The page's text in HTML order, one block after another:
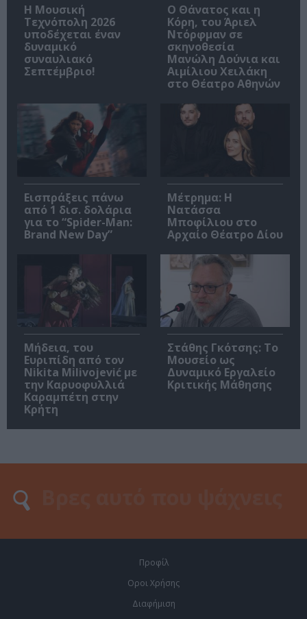
Η Μουσική
Τεχνόπολη 2026
υποδέχεται έναν
δυναμικό
συναυλιακό
Σεπτέμβριο!
Ο Θάνατος και η
Κόρη, του Άριελ
Ντόρφμαν σε
σκηνοθεσία
Μανώλη Δούνια και
Αιμίλιου Χειλάκη
στο Θέατρο Αθηνών
Εισπράξεις πάνω
από 1 δισ. δολάρια
για το “Spider-Man:
Brand New Day”
Μέτρημα: Η
Νατάσσα
Μποφίλιου στο
Αρχαίο Θέατρο Δίου
Μήδεια, του
Ευριπίδη από τον
Nikita Milivojević με
την Καρυοφυλλιά
Καραμπέτη στην
Κρήτη
Στάθης Γκότσης: Το
Μουσείο ως
Δυναμικό Εργαλείο
Κριτικής Μάθησης
Προφίλ
Οροι Χρήσης
Διαφήμιση